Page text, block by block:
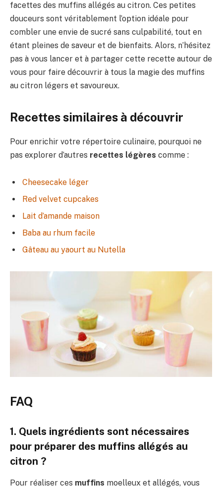
facettes des muffins allégés au citron. Ces petites
douceurs sont véritablement l’option idéale pour
combler une envie de sucré sans culpabilité, tout en
étant pleines de saveur et de bienfaits. Alors, n’hésitez
pas à vous lancer et à partager cette recette autour de
vous pour faire découvrir à tous la magie des muffins
au citron légers et savoureux.
Recettes similaires à découvrir
Pour enrichir votre répertoire culinaire, pourquoi ne
pas explorer d’autres recettes légères comme :
Cheesecake léger
Red velvet cupcakes
Lait d’amande maison
Baba au rhum facile
Gâteau au yaourt au Nutella
FAQ
1. Quels ingrédients sont nécessaires
pour préparer des muffins allégés au
citron ?
Pour réaliser ces muffins moelleux et allégés, vous